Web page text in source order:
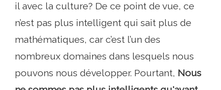
il avec la culture? De ce point de vue, ce
n’est pas plus intelligent qui sait plus de
mathématiques, car c’est l’un des
nombreux domaines dans lesquels nous
pouvons nous développer. Pourtant, Nous